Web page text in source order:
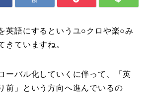
英語にするというユ○クロや楽○み
きていますね。
ーバル化していくに伴って、「英
前」という方向へ進んでいるの